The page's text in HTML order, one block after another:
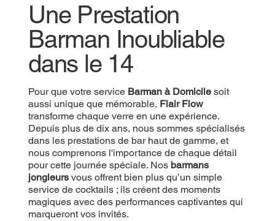
Une Prestation
Barman Inoubliable
dans le 14
Pour que votre Prestation Barmansoit aussi
unique que mémorable,Flair Flowtransforme
chaque verre en une expérience. Depuis plus de
dix ans, nous sommes spécialisés dans les
prestations de bar haut de gamme, et nous
comprenons l'importance de chaque détail pour
cette journée spéciale. Nos barmans jongleurs
vous offrent bien plus qu’un simple service de
cocktails ; ils créent des moments magiques avec
des performances captivantes qui marqueront vos
invités.
Une Prestation
Barman Inoubliable
dans le 14
Pour que votre service Barman à Domicilesoit
aussi unique que mémorable, Flair Flow
transforme chaque verre en une expérience.
Depuis plus de dix ans, nous sommes spécialisés
dans les prestations de bar haut de gamme, et
nous comprenons l'importance de chaque détail
pour cette journée spéciale. Nos barmans
jongleursvous offrent bien plus qu’un simple
service de cocktails ; ils créent des moments
magiques avec des performances captivantes qui
marqueront vos invités.